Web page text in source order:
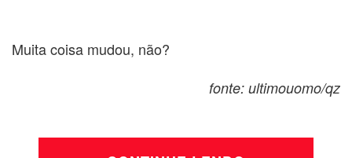
Muita coisa mudou, não?
fonte: ultimouomo/qz